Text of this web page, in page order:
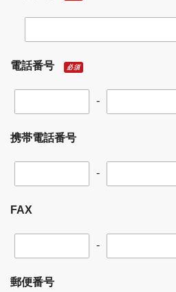
電話番号 必須
-
携帯電話番号
-
FAX
-
郵便番号